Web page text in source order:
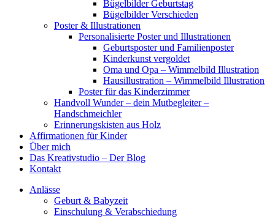
Bügelbilder Geburtstag
Bügelbilder Verschieden
Poster & Illustrationen
Personalisierte Poster und Illustrationen
Geburtsposter und Familienposter
Kinderkunst vergoldet
Oma und Opa – Wimmelbild Illustration
Hausillustration – Wimmelbild Illustration
Poster für das Kinderzimmer
Handvoll Wunder – dein Mutbegleiter –
Handschmeichler
Erinnerungskisten aus Holz
Affirmationen für Kinder
Über mich
Das Kreativstudio – Der Blog
Kontakt
Anlässe
Geburt & Babyzeit
Einschulung & Verabschiedung